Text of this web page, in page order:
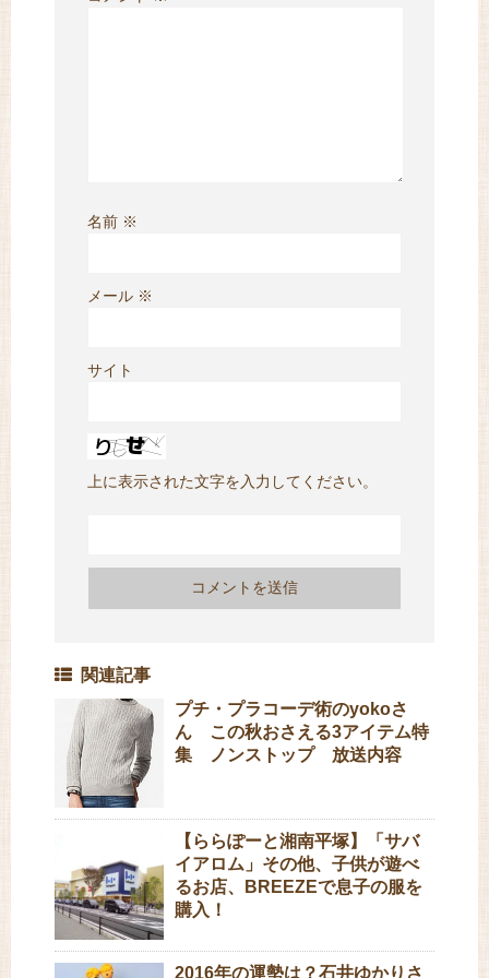
名前 ※
メール ※
サイト
上に表示された文字を入力してください。
関連記事
プチ・プラコーデ術のyokoさ
ん この秋おさえる3アイテム特
集 ノンストップ 放送内容
【ららぽーと湘南平塚】「サバ
イアロム」その他、子供が遊べ
るお店、BREEZEで息子の服を
購入！
2016年の運勢は？石井ゆかりさ